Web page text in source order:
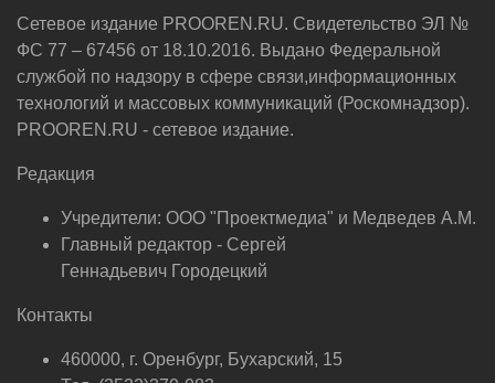
Сетевое издание PROOREN.RU. Свидетельство ЭЛ №
ФС 77 – 67456 от 18.10.2016. Выдано Федеральной
службой по надзору в сфере связи,информационных
технологий и массовых коммуникаций (Роскомнадзор).
PROOREN.RU - сетевое издание.
Редакция
Учредители: ООО "Проектмедиа" и Медведев А.М.
Главный редактор - Сергей
Геннадьевич Городецкий
Контакты
460000, г. Оренбург, Бухарский, 15